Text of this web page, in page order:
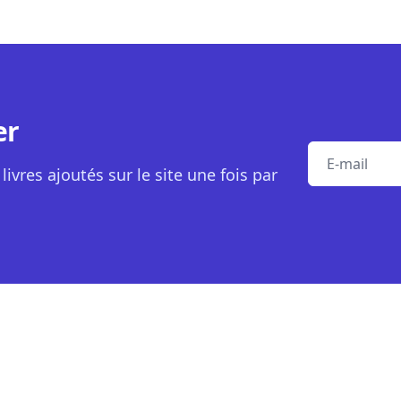
ajoutés sur le site une fois par
E-mail